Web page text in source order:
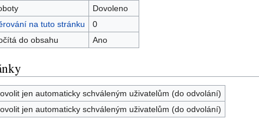
Dovoleno
na tuto stránku
0
do obsahu
Ano
jen automaticky schváleným uživatelům (do odvolání)
jen automaticky schváleným uživatelům (do odvolání)